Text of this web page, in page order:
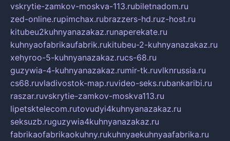
vskrytie-zamkov-moskva-113.rubiletnadom.ru
zed-online.rupimchax.rubrazzers-hd.ruz-host.ru
kitubeu2kuhnyanazakaz.runaperekate.ru
kuhnyaofabrikaufabrik.rukitubeu-2-kuhnyanazakaz.ru
xehyroo-5-kuhnyanazakaz.rucs-68.ru
guzywia-4-kuhnyanazakaz.rumir-tk.ruvlknrussia.ru
cs68.ruvladivostok-map.ruvideo-seks.rubankaribi.ru
raszar.ruvskrytie-zamkov-moskva113.ru
lipetsktelecom.rutovudyi4kuhnyanazakaz.ru
seksuzb.ruguzywia4kuhnyanazakaz.ru
fabrikaofabrikaokuhny.rukuhnyaekuhnyaafabrika.ru